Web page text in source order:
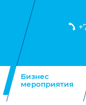
Бизнес
мероприятия